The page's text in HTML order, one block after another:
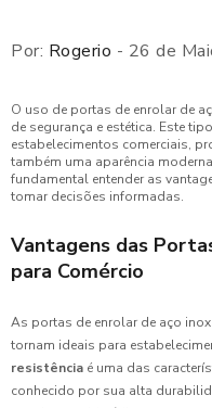
Por: Rogerio - 26 de
O uso de portas de enrolar de
de segurança e estética. Este
estabelecimentos comerciais,
também uma aparência
fundamental entender as
tomar decisões informadas.
Vantagens das
para Comércio
As portas de enrolar de aço
tornam ideais para
resistência é uma das
conhecido por sua alta